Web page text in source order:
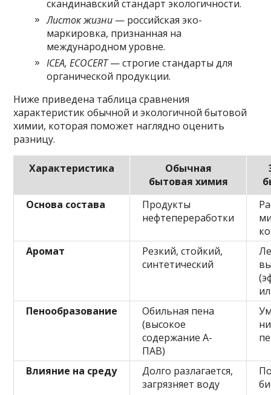
скандинавский стандарт экологичности.
Листок жизни — российская эко-
маркировка, признанная на
международном уровне.
ICEA, ECOCERT— строгие стандарты для
органической продукции.
Ниже приведена таблица сравнения
характеристик обычной и экологичной бытовой
химии, которая поможет наглядно оценить
разницу.
Характеристика
Обычная
бытовая химия
Основа состава
Продукты
нефтепереработки
Аромат
Резкий, стойкий,
синтетический
Пенообразование
Обильная пена
(высокое
содержание А-
ПАВ)
Влияние на среду
Долго разлагается,
загрязняет воду